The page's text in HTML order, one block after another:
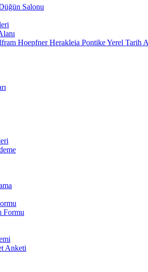
Salonu
Hoepfner Herakleia Pontike Yerel Tarih
Formu
Anketi